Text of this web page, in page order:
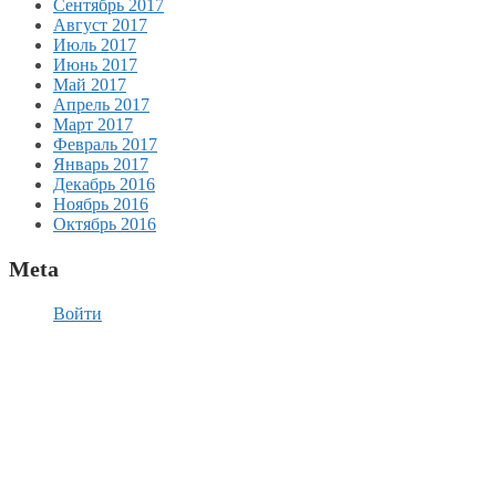
Сентябрь 2017
Август 2017
Июль 2017
Июнь 2017
Май 2017
Апрель 2017
Март 2017
Февраль 2017
Январь 2017
Декабрь 2016
Ноябрь 2016
Октябрь 2016
Meta
Войти